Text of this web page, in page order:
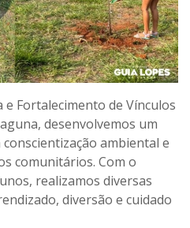
e Fortalecimento de Vínculos
desenvolvemos um
ambiental e
comunitários. Com o
realizamos diversas
diversão e cuidado